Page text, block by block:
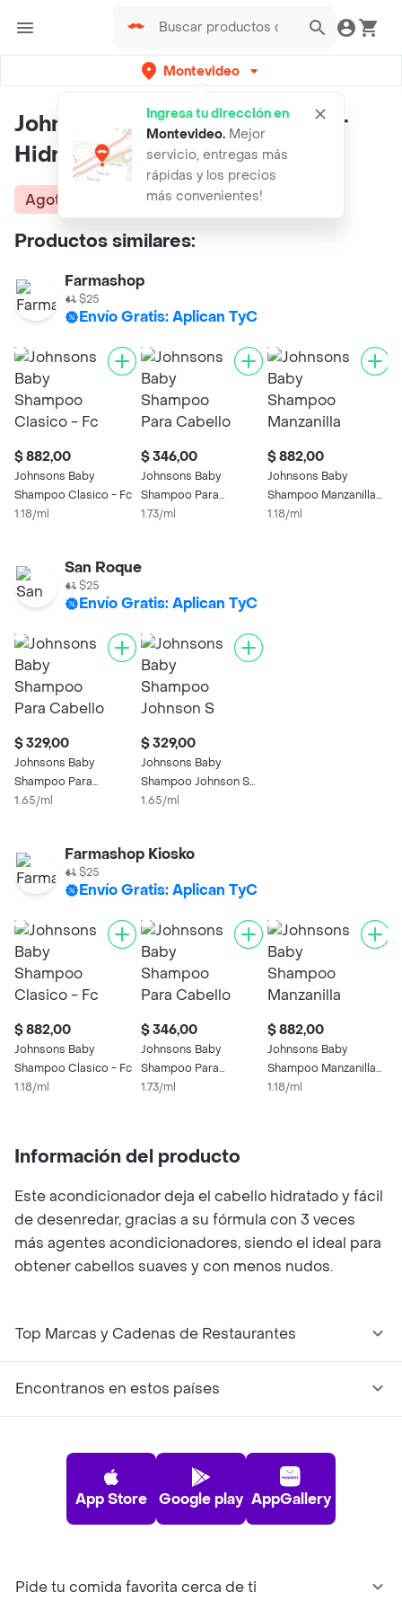
Montevideo
Ingresa tu dirección en
Montevideo. Mejor
servicio, entregas más
rápidas y los precios
más convenientes!
Johnsons Baby Acondicionador
Hidratacion Intensa
Agotado
Productos similares:
Farmashop
$25
Envío Gratis: Aplican TyC
$ 882,00
Johnsons Baby
Shampoo Clasico - Fc
1.18/ml
$ 346,00
Johnsons Baby
Shampoo Para
Cabello Claro Con
1.73/ml
$ 882,00
Johnsons Baby
Shampoo Manzanilla
Cabello Claro
1.18/ml
San Roque
$25
Envío Gratis: Aplican TyC
$ 329,00
Johnsons Baby
Shampoo Para
Cabello Claro Con
1.65/ml
$ 329,00
Johnsons Baby
Shampoo Johnson S
Clasico Fc
1.65/ml
Farmashop Kiosko
$25
Envío Gratis: Aplican TyC
$ 882,00
Johnsons Baby
Shampoo Clasico - Fc
1.18/ml
$ 346,00
Johnsons Baby
Shampoo Para
Cabello Claro Con
1.73/ml
$ 882,00
Johnsons Baby
Shampoo Manzanilla
Cabello Claro
1.18/ml
Información del producto
Este acondicionador deja el cabello hidratado y fácil
de desenredar, gracias a su fórmula con 3 veces
más agentes acondicionadores, siendo el ideal para
obtener cabellos suaves y con menos nudos.
Top Marcas y Cadenas de Restaurantes
Encontranos en estos países
App Store Google play AppGallery
Pide tu comida favorita cerca de ti